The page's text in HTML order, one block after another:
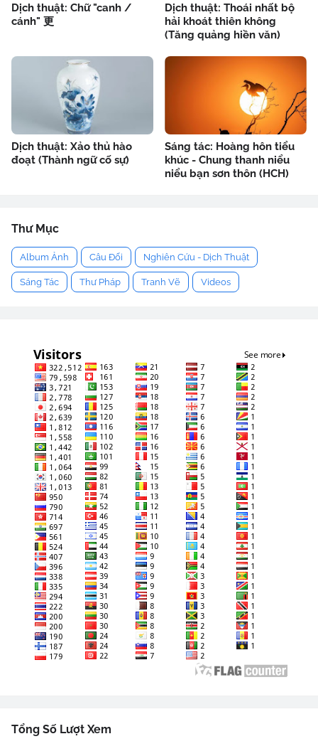
Dịch thuật: Chữ "canh /
cánh" 更
Dịch thuật: Thoái nhất bộ
hải khoát thiên không
(Tăng quảng hiền văn)
Dịch thuật: Xảo thủ hào
đoạt (Thành ngữ cố sự)
Sáng tác: Hoàng hôn tiểu
khúc - Chung thanh niểu
niểu bạn sơn thôn (HCH)
Thư Mục
Album Ảnh Câu Đối Nghiên Cứu - Dịch Thuật
Sáng Tác Thư Pháp Tranh Vẽ Videos
Tổng Số Lượt Xem